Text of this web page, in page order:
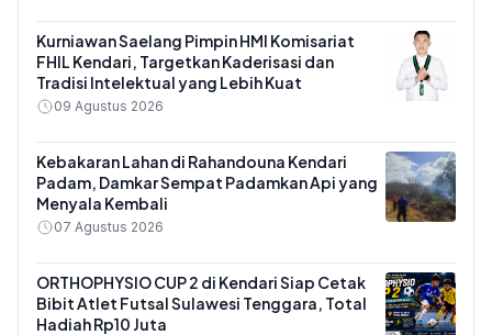
Kurniawan Saelang Pimpin HMI Komisariat
FHIL Kendari, Targetkan Kaderisasi dan
Tradisi Intelektual yang Lebih Kuat
09 Agustus 2026
Kebakaran Lahan di Rahandouna Kendari
Padam, Damkar Sempat Padamkan Api yang
Menyala Kembali
07 Agustus 2026
ORTHOPHYSIO CUP 2 di Kendari Siap Cetak
Bibit Atlet Futsal Sulawesi Tenggara, Total
Hadiah Rp10 Juta